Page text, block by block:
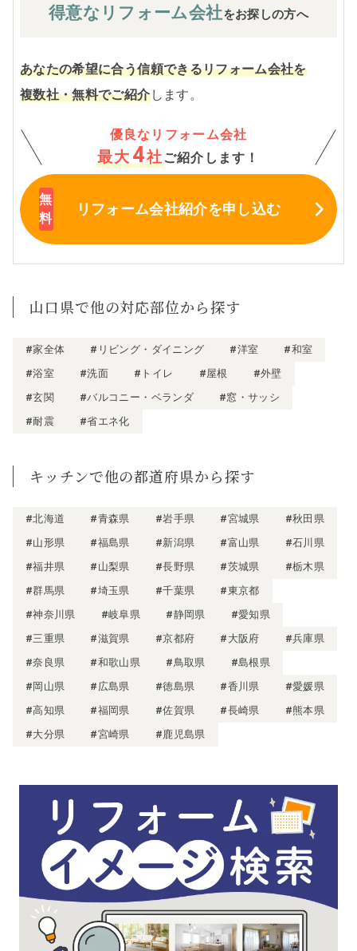
得意なリフォーム会社をお探しの方へ
あなたの希望に合う信頼できるリフォーム会社を
複数社・無料でご紹介します。
優良なリフォーム会社
最大 4社 ご紹介します！
リフォーム会社紹介を申し込む
山口県で他の対応部位から探す
#家全体 #リビング・ダイニング #洋室
#和室
#浴室
#洗面 #トイレ #屋根
#外壁
#玄関
#バルコニー・ベランダ
#窓・サッシ
#耐震
#省エネ化
キッチンで他の都道府県から探す
#北海道 #青森県 #岩手県 #宮城県
#秋田県
#山形県
#福島県 #新潟県 #富山県
#石川県
#福井県
#山梨県 #長野県 #茨城県
#栃木県
#群馬県
#埼玉県 #千葉県
#東京都
#神奈川県
#岐阜県 #静岡県
#愛知県
#三重県
#滋賀県 #京都府 #大阪府
#兵庫県
#奈良県
#和歌山県 #鳥取県
#島根県
#岡山県
#広島県 #徳島県 #香川県
#愛媛県
#高知県
#福岡県 #佐賀県 #長崎県
#熊本県
#大分県
#宮崎県 #鹿児島県